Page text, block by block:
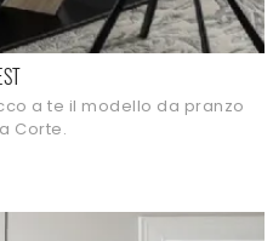
a te il modello da pranzo
Corte.